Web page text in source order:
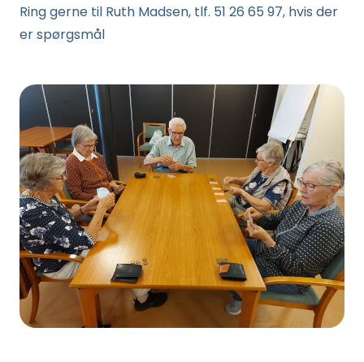
Ring gerne til Ruth Madsen, tlf. 51 26 65 97, hvis der
er spørgsmål